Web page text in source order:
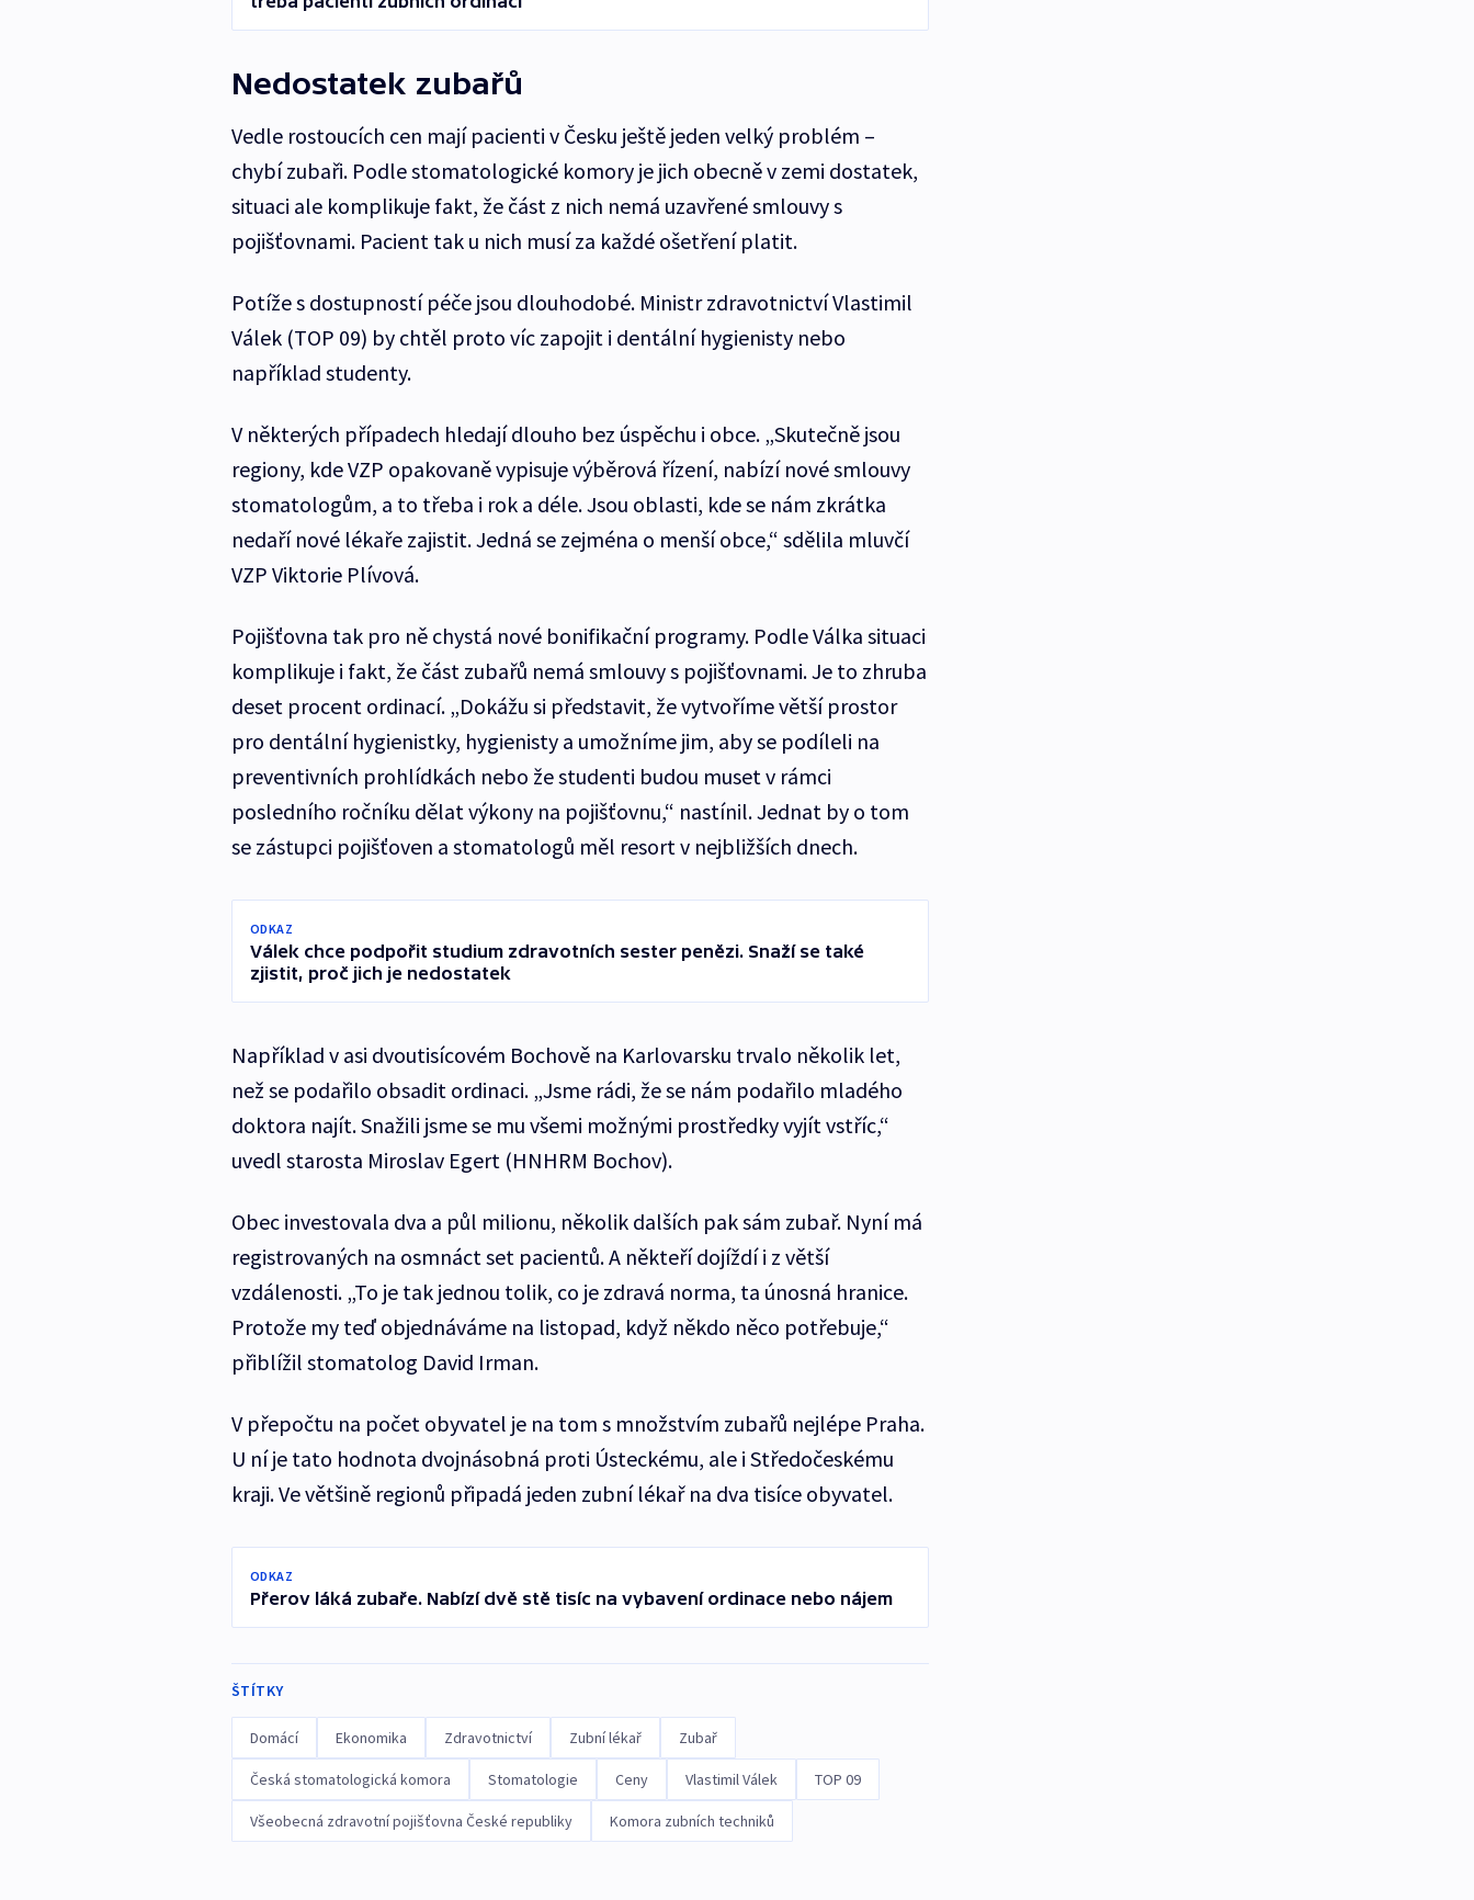
Nedostatek zubařů
Vedle rostoucích cen mají pacienti v Česku ještě jeden velký problém –
chybí zubaři. Podle stomatologické komory je jich obecně v zemi dostatek,
situaci ale komplikuje fakt, že část z nich nemá uzavřené smlouvy s
pojišťovnami. Pacient tak u nich musí za každé ošetření platit.
Potíže s dostupností péče jsou dlouhodobé. Ministr zdravotnictví Vlastimil
Válek (TOP 09) by chtěl proto víc zapojit i dentální hygienisty nebo
například studenty.
V některých případech hledají dlouho bez úspěchu i obce. „Skutečně jsou
regiony, kde VZP opakovaně vypisuje výběrová řízení, nabízí nové smlouvy
stomatologům, a to třeba i rok a déle. Jsou oblasti, kde se nám zkrátka
nedaří nové lékaře zajistit. Jedná se zejména o menší obce,“ sdělila mluvčí
VZP Viktorie Plívová.
Pojišťovna tak pro ně chystá nové bonifikační programy. Podle Válka situaci
komplikuje i fakt, že část zubařů nemá smlouvy s pojišťovnami. Je to zhruba
deset procent ordinací. „Dokážu si představit, že vytvoříme větší prostor
pro dentální hygienistky, hygienisty a umožníme jim, aby se podíleli na
preventivních prohlídkách nebo že studenti budou muset v rámci
posledního ročníku dělat výkony na pojišťovnu,“ nastínil. Jednat by o tom
se zástupci pojišťoven a stomatologů měl resort v nejbližších dnech.
ODKAZ
Válek chce podpořit studium zdravotních sester penězi. Snaží se také
zjistit, proč jich je nedostatek
Například v asi dvoutisícovém Bochově na Karlovarsku trvalo několik let,
než se podařilo obsadit ordinaci. „Jsme rádi, že se nám podařilo mladého
doktora najít. Snažili jsme se mu všemi možnými prostředky vyjít vstříc,“
uvedl starosta Miroslav Egert (HNHRM Bochov).
Obec investovala dva a půl milionu, několik dalších pak sám zubař. Nyní má
registrovaných na osmnáct set pacientů. A někteří dojíždí i z větší
vzdálenosti. „To je tak jednou tolik, co je zdravá norma, ta únosná hranice.
Protože my teď objednáváme na listopad, když někdo něco potřebuje,“
přiblížil stomatolog David Irman.
V přepočtu na počet obyvatel je na tom s množstvím zubařů nejlépe Praha.
U ní je tato hodnota dvojnásobná proti Ústeckému, ale i Středočeskému
kraji. Ve většině regionů připadá jeden zubní lékař na dva tisíce obyvatel.
ODKAZ
Přerov láká zubaře. Nabízí dvě stě tisíc na vybavení ordinace nebo nájem
ŠTÍTKY
Domácí Ekonomika Zdravotnictví Zubní lékař Zubař
Česká stomatologická komora Stomatologie Ceny Vlastimil Válek TOP 09
Všeobecná zdravotní pojišťovna České republiky Komora zubních techniků